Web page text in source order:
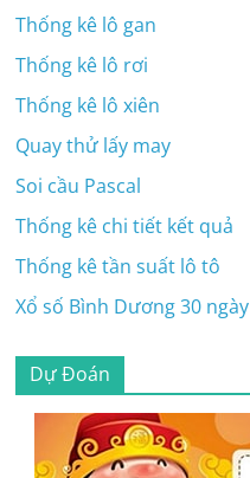
Thống kê lô gan
Thống kê lô rơi
Thống kê lô xiên
Quay thử lấy may
Soi cầu Pascal
Thống kê chi tiết kết quả
Thống kê tần suất lô tô
Xổ số Bình Dương 30 ngày
Dự Đoán